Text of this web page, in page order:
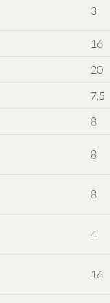
3
16
20
7,5
8
8
8
4
16